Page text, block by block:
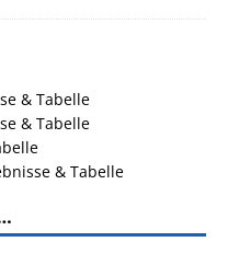
& Tabelle
& Tabelle
& Tabelle